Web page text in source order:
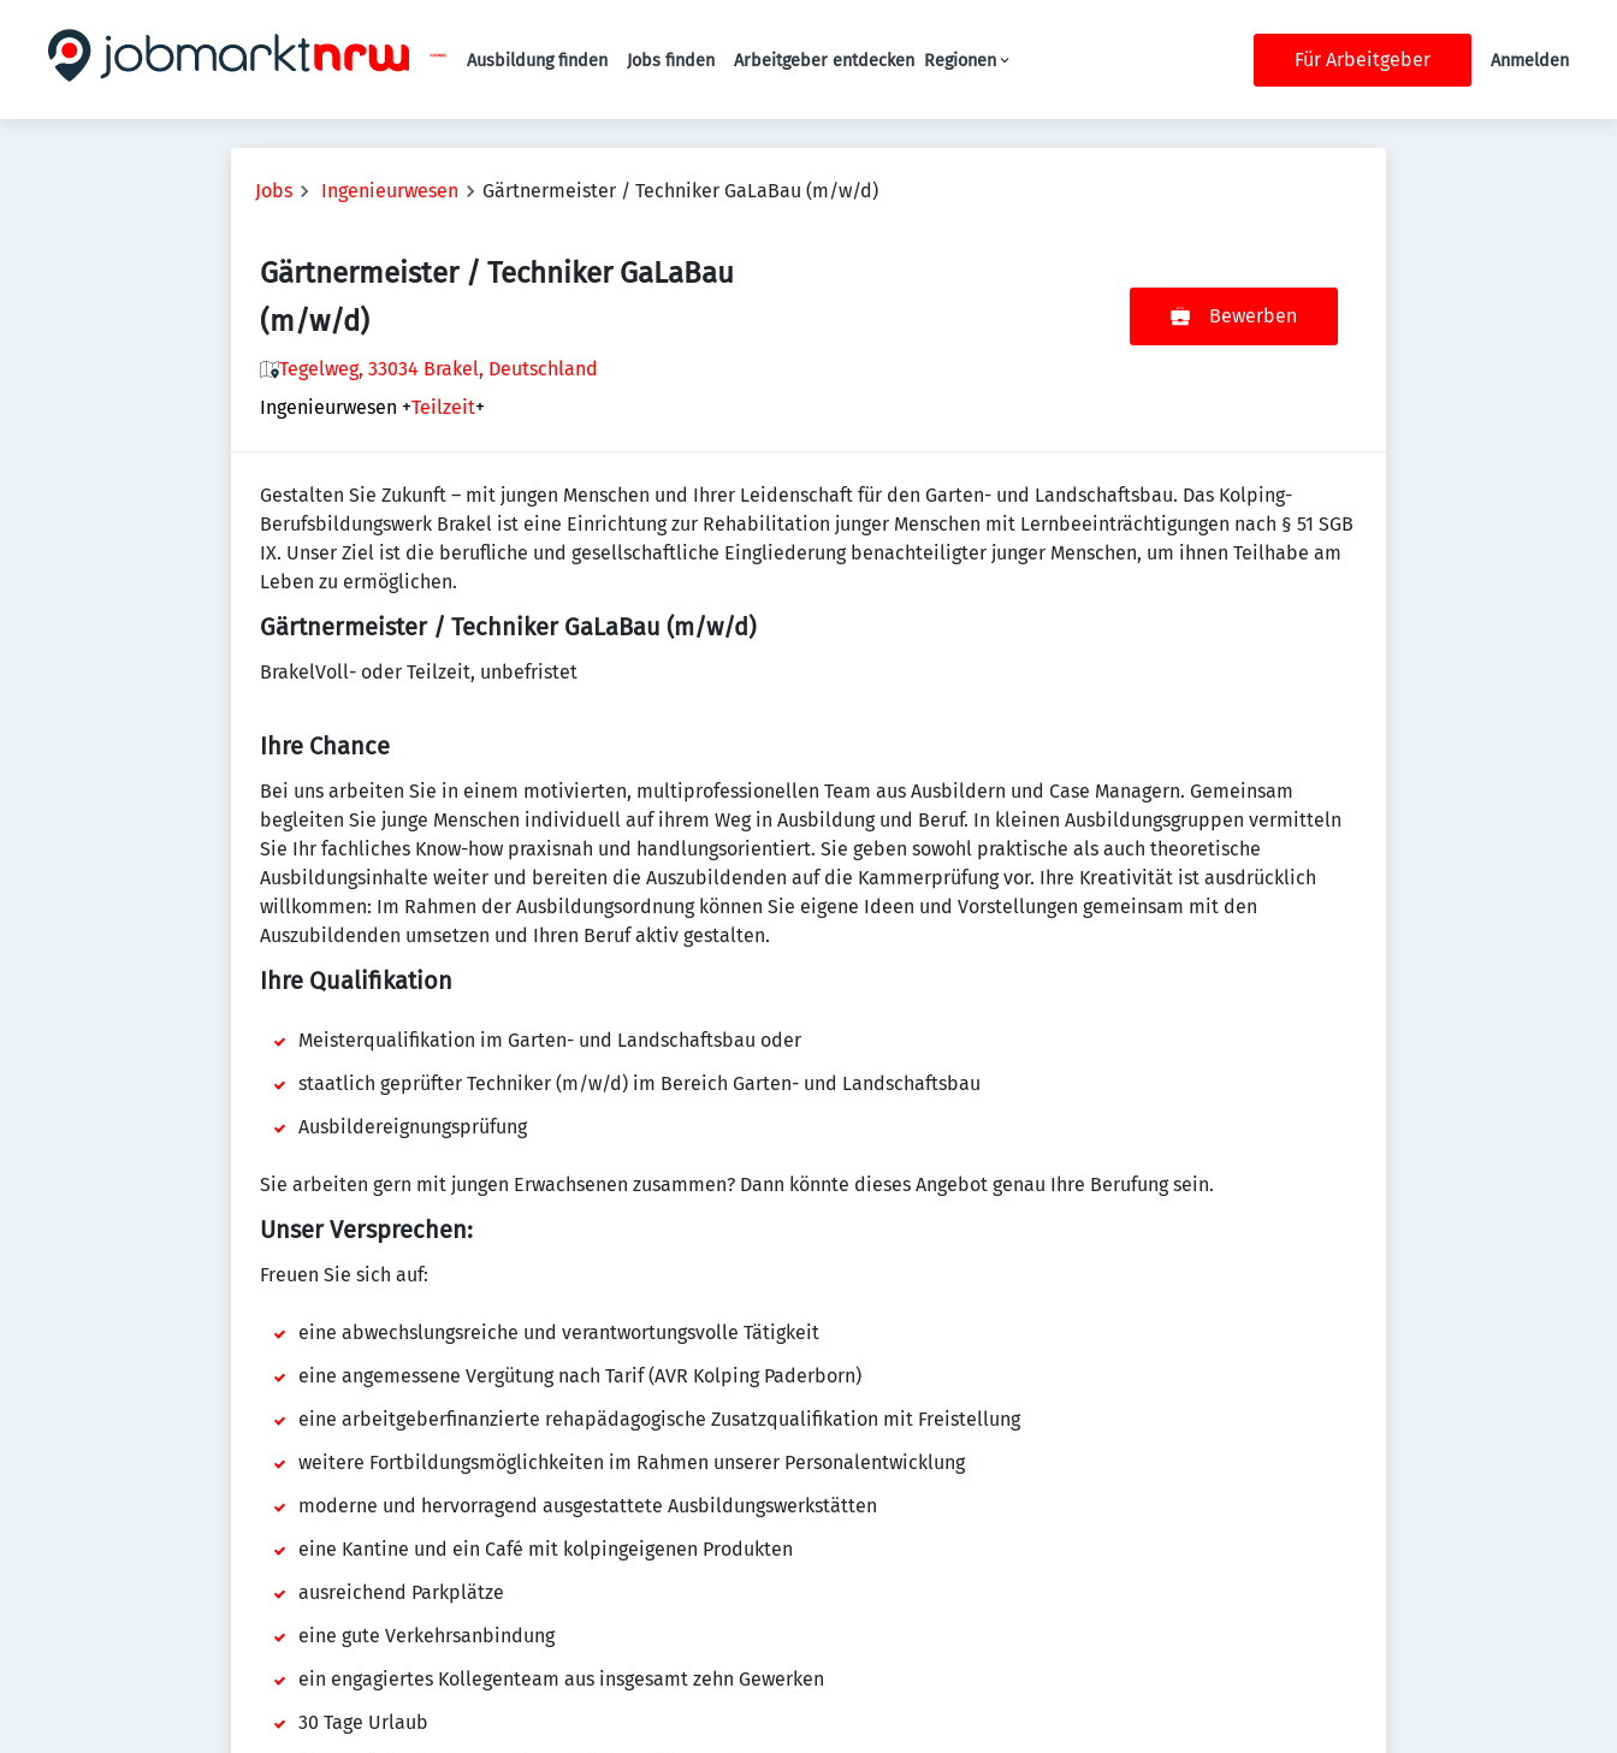
Haupt-Navigation
Ausbildung finden Jobs finden Arbeitgeber entdecken Regionen Für Arbeitgeber Anmelden
Jobs Ingenieurwesen Gärtnermeister / Techniker GaLaBau (m/w/d)
Gärtnermeister / Techniker GaLaBau
(m/w/d)
Tegelweg, 33034 Brakel, Deutschland
Ingenieurwesen +Teilzeit+
Bewerben
Gestalten Sie Zukunft – mit jungen Menschen und Ihrer Leidenschaft für den Garten- und Landschaftsbau. Das Kolping-
Berufsbildungswerk Brakel ist eine Einrichtung zur Rehabilitation junger Menschen mit Lernbeeinträchtigungen nach § 51 SGB
IX. Unser Ziel ist die berufliche und gesellschaftliche Eingliederung benachteiligter junger Menschen, um ihnen Teilhabe am
Leben zu ermöglichen.
Gärtnermeister / Techniker GaLaBau (m/w/d)
BrakelVoll- oder Teilzeit, unbefristet
Ihre Chance
Bei uns arbeiten Sie in einem motivierten, multiprofessionellen Team aus Ausbildern und Case Managern. Gemeinsam
begleiten Sie junge Menschen individuell auf ihrem Weg in Ausbildung und Beruf. In kleinen Ausbildungsgruppen vermitteln
Sie Ihr fachliches Know-how praxisnah und handlungsorientiert. Sie geben sowohl praktische als auch theoretische
Ausbildungsinhalte weiter und bereiten die Auszubildenden auf die Kammerprüfung vor. Ihre Kreativität ist ausdrücklich
willkommen: Im Rahmen der Ausbildungsordnung können Sie eigene Ideen und Vorstellungen gemeinsam mit den
Auszubildenden umsetzen und Ihren Beruf aktiv gestalten.
Ihre Qualifikation
Meisterqualifikation im Garten- und Landschaftsbau oder
staatlich geprüfter Techniker (m/w/d) im Bereich Garten- und Landschaftsbau
Ausbildereignungsprüfung
Sie arbeiten gern mit jungen Erwachsenen zusammen? Dann könnte dieses Angebot genau Ihre Berufung sein.
Unser Versprechen:
Freuen Sie sich auf:
eine abwechslungsreiche und verantwortungsvolle Tätigkeit
eine angemessene Vergütung nach Tarif (AVR Kolping Paderborn)
eine arbeitgeberfinanzierte rehapädagogische Zusatzqualifikation mit Freistellung
weitere Fortbildungsmöglichkeiten im Rahmen unserer Personalentwicklung
moderne und hervorragend ausgestattete Ausbildungswerkstätten
eine Kantine und ein Café mit kolpingeigenen Produkten
ausreichend Parkplätze
eine gute Verkehrsanbindung
ein engagiertes Kollegenteam aus insgesamt zehn Gewerken
30 Tage Urlaub